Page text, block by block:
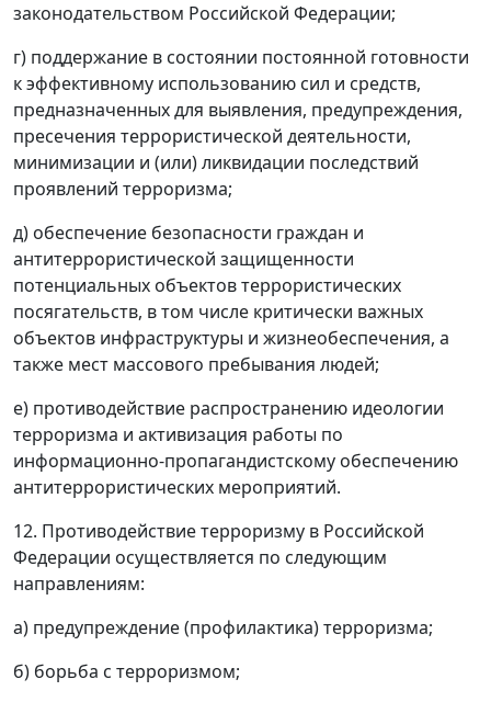
законодательством Российской Федерации;
г) поддержание в состоянии постоянной готовности
к эффективному использованию сил и средств,
предназначенных для выявления, предупреждения,
пресечения террористической деятельности,
минимизации и (или) ликвидации последствий
проявлений терроризма;
д) обеспечение безопасности граждан и
антитеррористической защищенности
потенциальных объектов террористических
посягательств, в том числе критически важных
объектов инфраструктуры и жизнеобеспечения, а
также мест массового пребывания людей;
е) противодействие распространению идеологии
терроризма и активизация работы по
информационно-пропагандистскому обеспечению
антитеррористических мероприятий.
12. Противодействие терроризму в Российской
Федерации осуществляется по следующим
направлениям:
а) предупреждение (профилактика) терроризма;
б) борьба с терроризмом;